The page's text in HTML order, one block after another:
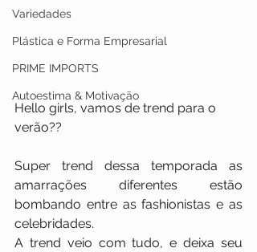
Variedades
Plástica e Forma Empresarial
PRIME IMPORTS
Autoestima & Motivação
Hello girls, vamos de trend para o
verão??
Super trend dessa temporada as
amarrações diferentes estão
bombando entre as fashionistas e as
celebridades.
A trend veio com tudo, e deixa seu